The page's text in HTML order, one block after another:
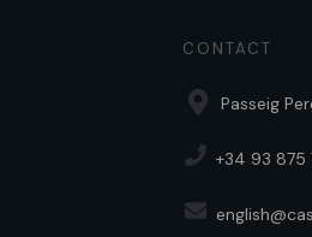
CONTACT
Passeig
+34 93 875